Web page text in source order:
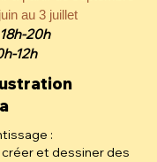
au 3 juillet
20h
12h
:
créer et dessiner des